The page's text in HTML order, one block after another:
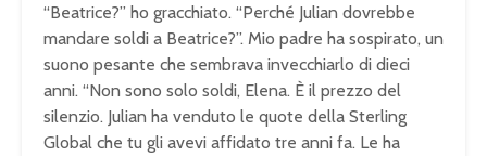
“Beatrice?” ho gracchiato. “Perché Julian dovrebbe
mandare soldi a Beatrice?”. Mio padre ha sospirato, un
suono pesante che sembrava invecchiarlo di dieci
anni. “Non sono solo soldi, Elena. È il prezzo del
silenzio. Julian ha venduto le quote della Sterling
Global che tu gli avevi affidato tre anni fa. Le ha